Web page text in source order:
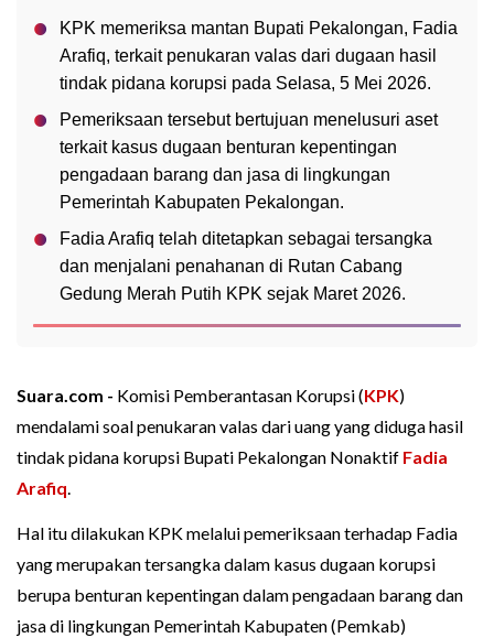
KPK memeriksa mantan Bupati Pekalongan, Fadia
Arafiq, terkait penukaran valas dari dugaan hasil
tindak pidana korupsi pada Selasa, 5 Mei 2026.
Pemeriksaan tersebut bertujuan menelusuri aset
terkait kasus dugaan benturan kepentingan
pengadaan barang dan jasa di lingkungan
Pemerintah Kabupaten Pekalongan.
Fadia Arafiq telah ditetapkan sebagai tersangka
dan menjalani penahanan di Rutan Cabang
Gedung Merah Putih KPK sejak Maret 2026.
Suara.com - Komisi Pemberantasan Korupsi (KPK)
mendalami soal penukaran valas dari uang yang diduga hasil
tindak pidana korupsi Bupati Pekalongan Nonaktif Fadia
Arafiq.
Hal itu dilakukan KPK melalui pemeriksaan terhadap Fadia
yang merupakan tersangka dalam kasus dugaan korupsi
berupa benturan kepentingan dalam pengadaan barang dan
jasa di lingkungan Pemerintah Kabupaten (Pemkab)